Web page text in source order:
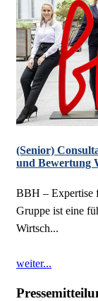
(Senior)
und Bewertung
BBH – Expertise
Gruppe ist eine
Wirtsch...
weiter...